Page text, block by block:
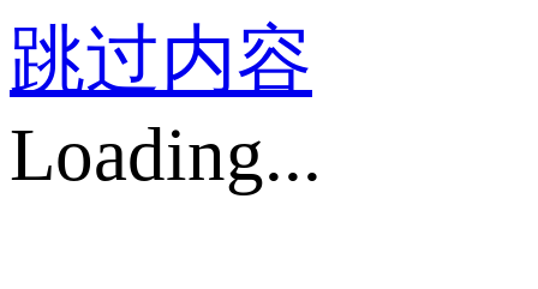
跳过内容
Loading...